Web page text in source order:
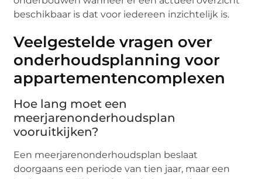
beschikbaar is dat voor iedereen inzichtelijk is.
Veelgestelde vragen over
onderhoudsplanning voor
appartementencomplexen
Hoe lang moet een
meerjarenonderhoudsplan
vooruitkijken?
Een meerjarenonderhoudsplan beslaat
doorgaans een periode van tien jaar, maar een